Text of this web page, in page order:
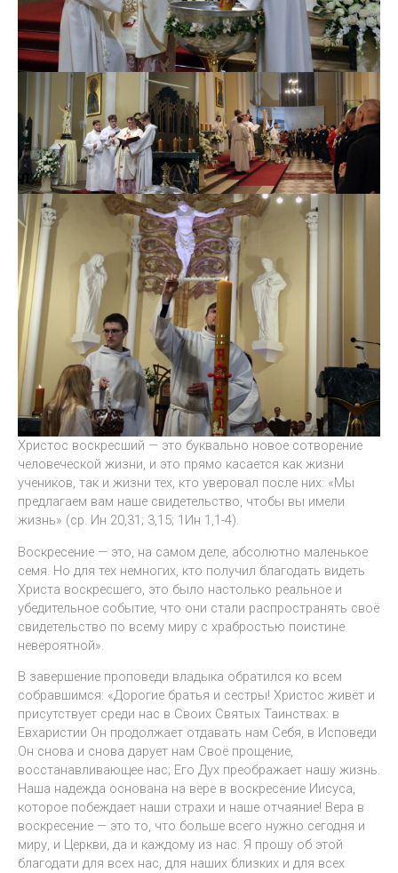
Христос воскресший — это буквально новое сотворение
человеческой жизни, и это прямо касается как жизни
учеников, так и жизни тех, кто уверовал после них: «Мы
предлагаем вам наше свидетельство, чтобы вы имели
жизнь» (ср. Ин 20,31; 3,15; 1Ин 1,1-4).
Воскресение — это, на самом деле, абсолютно маленькое
семя. Но для тех немногих, кто получил благодать видеть
Христа воскресшего, это было настолько реальное и
убедительное событие, что они стали распространять своё
свидетельство по всему миру с храбростью поистине
невероятной».
В завершение проповеди владыка обратился ко всем
собравшимся: «Дорогие братья и сестры! Христос живёт и
присутствует среди нас в Своих Святых Таинствах: в
Евхаристии Он продолжает отдавать нам Себя, в Исповеди
Он снова и снова дарует нам Своё прощение,
восстанавливающее нас; Его Дух преображает нашу жизнь.
Наша надежда основана на вере в воскресение Иисуса,
которое побеждает наши страхи и наше отчаяние! Вера в
воскресение — это то, что больше всего нужно сегодня и
миру, и Церкви, да и каждому из нас. Я прошу об этой
благодати для всех нас, для наших близких и для всех